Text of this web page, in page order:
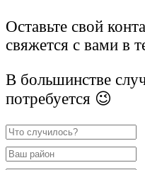
Оставьте свой
свяжется с вами в
В большинстве
потребуется 😉